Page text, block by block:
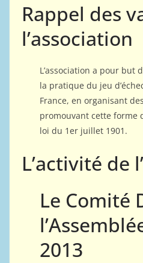
Rappel des
l’association
L’association a pour but
la pratique du jeu
France, en organisant
promouvant cette forme
loi du 1er juillet 1901.
L’activité de
Le Comité
2013